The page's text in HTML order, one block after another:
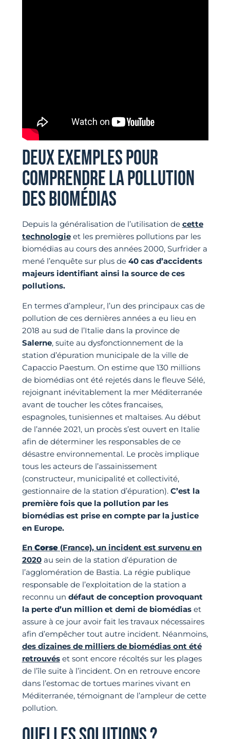
DEUX EXEMPLES POUR
COMPRENDRE LA POLLUTION
DES BIOMÉDIAS
Depuis la généralisation de l’utilisation de cette
technologieet les premières pollutions par les
biomédias au cours des années 2000, Surfrider a
mené l’enquête sur plus de 40 cas d’accidents
majeurs identifiant ainsi la source de ces
pollutions.
En termes d’ampleur, l’un des principaux cas de
pollution de ces dernières années a eu lieu en
2018 au sud de l’Italie dans la province de
Salerne, suite au dysfonctionnement de la
station d’épuration municipale de la ville de
Capaccio Paestum. On estime que 130 millions
de biomédias ont été rejetés dans le fleuve Sélé,
rejoignant inévitablement la mer Méditerranée
avant de toucher les côtes francaises,
espagnoles, tunisiennes et maltaises. Au début
de l’année 2021, un procès s’est ouvert en Italie
afin de déterminer les responsables de ce
désastre environnemental. Le procès implique
tous les acteurs de l’assainissement
(constructeur, municipalité et collectivité,
gestionnaire de la station d’épuration). C’est la
première fois que la pollution par les
biomédias est prise en compte par la justice
en Europe.
En Corse(France), un incident est survenu en
2020au sein de la station d’épuration de
l’agglomération de Bastia. La régie publique
responsable de l’exploitation de la station a
reconnu un défaut de conception provoquant
la perte d’un million et demi de biomédiaset
assure à ce jour avoir fait les travaux nécessaires
afin d’empêcher tout autre incident. Néanmoins,
des dizaines de milliers de biomédias ont été
retrouvéset sont encore récoltés sur les plages
de l’île suite à l’incident. On en retrouve encore
dans l’estomac de tortues marines vivant en
Méditerranée, témoignant de l’ampleur de cette
pollution.